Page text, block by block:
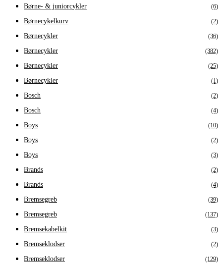
Børne- & juniorcykler (6)
Børnecykelkurv (2)
Børnecykler (36)
Børnecykler (382)
Børnecykler (25)
Børnecykler (1)
Bosch (2)
Bosch (4)
Boys (10)
Boys (2)
Boys (3)
Brands (2)
Brands (4)
Bremsegreb (39)
Bremsegreb (137)
Bremsekabelkit (3)
Bremseklodser (2)
Bremseklodser (129)